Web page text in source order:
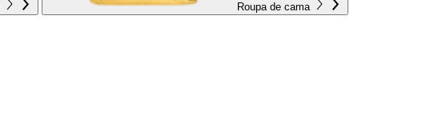
Roupa de cama